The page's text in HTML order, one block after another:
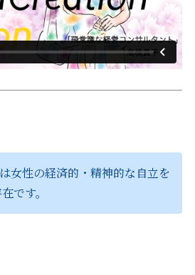
女性の経済的・精神的な自立を
です。